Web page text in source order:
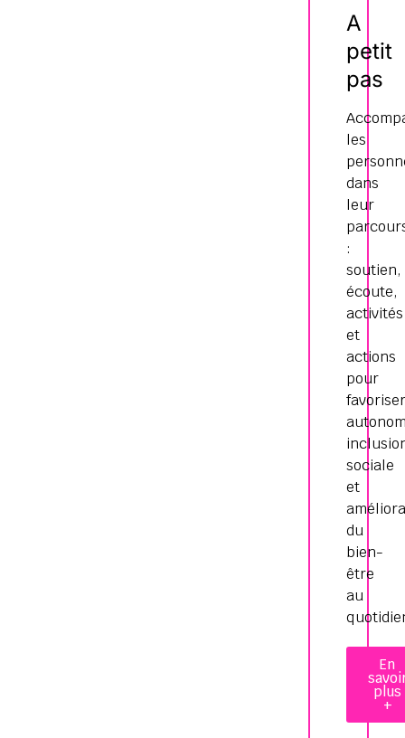
A
petit
pas
les
dans
leur
:
soutien,
écoute,
activités
et
actions
pour
favoriser
sociale
et
du
bien-
être
au
En
plus
+